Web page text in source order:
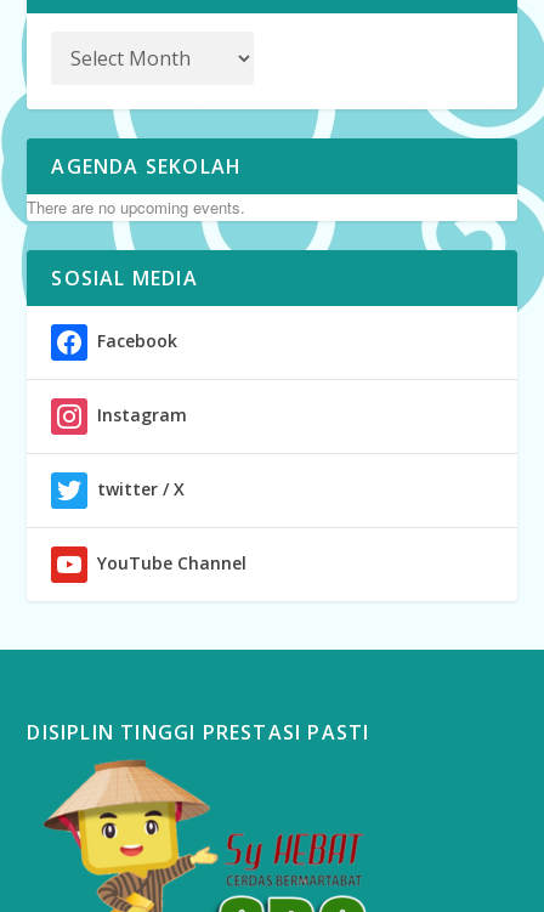
AGENDA SEKOLAH
There are no upcoming events.
SOSIAL MEDIA
Facebook
Instagram
twitter / X
YouTube Channel
DISIPLIN TINGGI PRESTASI PASTI